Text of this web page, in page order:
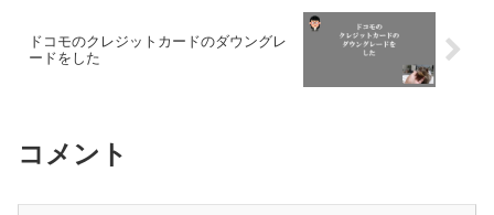
ドコモのクレジットカードのダウングレ
ードをした
コメント